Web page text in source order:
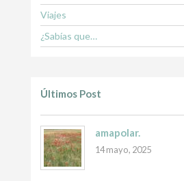
Viajes
¿Sabías que…
Últimos Post
amapolar.
14 mayo, 2025